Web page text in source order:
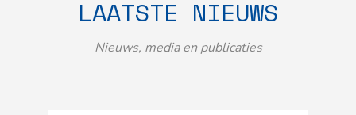
LAATSTE NIEUWS
Nieuws, media en publicaties